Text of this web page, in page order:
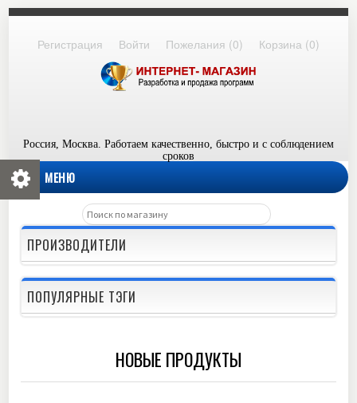
Регистрация Войти Пожелания (0) Корзина (0)
Россия, Москва. Работаем качественно, быстро и с соблюдением
сроков
МЕНЮ
ПРОИЗВОДИТЕЛИ
ПОПУЛЯРНЫЕ ТЭГИ
НОВЫЕ ПРОДУКТЫ